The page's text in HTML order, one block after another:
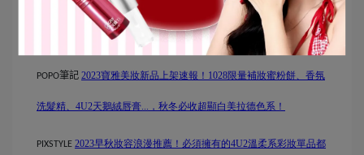
早秋妝容浪漫推薦！ ＃最熱銷霧面天鵝絨唇膏、訂製系列
再推出迷你眼影，打造你的泰系精緻女孩妝 ❤
POPO筆記 2023寶雅美妝新品上架速報！ 1028限量補妝蜜粉餅、香氛
洗髮精、 4U2天鵝絨唇膏... ，秋冬必收超顯白美拉德色系！
PIXSTYLE 2023早秋妝容浪漫推薦！必須擁有的4U2溫柔系彩妝單品都